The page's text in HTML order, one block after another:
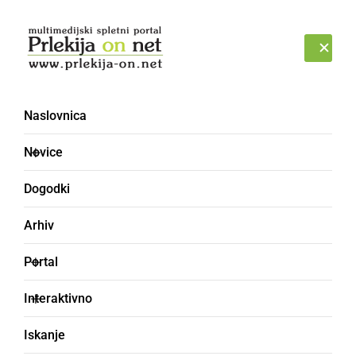
Naslovnica
Novice
Dogodki
Arhiv
Portal
Interaktivno
Iskanje
Ocenili so 48 vzorcev
salam, najboljšo je